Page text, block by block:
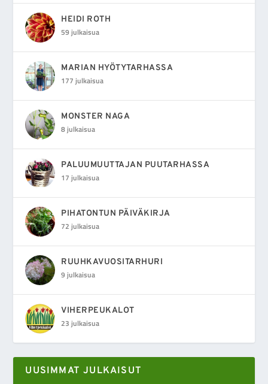
HEIDI ROTH
59 julkaisua
MARIAN HYÖTYTARHASSA
177 julkaisua
MONSTER NAGA
8 julkaisua
PALUUMUUTTAJAN PUUTARHASSA
17 julkaisua
PIHATONTUN PÄIVÄKIRJA
72 julkaisua
RUUHKAVUOSITARHURI
9 julkaisua
VIHERPEUKALOT
23 julkaisua
UUSIMMAT JULKAISUT